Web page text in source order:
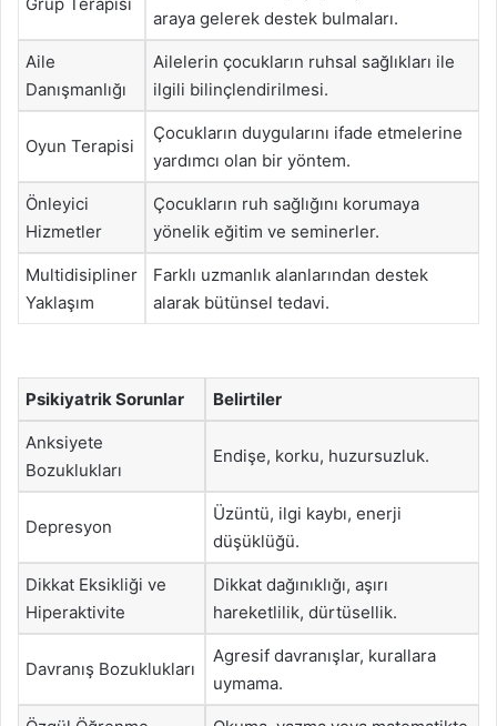
araya gelerek destek bulmaları.
Aile
Danışmanlığı
Ailelerin çocukların ruhsal sağlıkları ile
ilgili bilinçlendirilmesi.
Oyun Terapisi
Çocukların duygularını ifade etmelerine
yardımcı olan bir yöntem.
Önleyici
Hizmetler
Çocukların ruh sağlığını korumaya
yönelik eğitim ve seminerler.
Multidisipliner
Yaklaşım
Farklı uzmanlık alanlarından destek
alarak bütünsel tedavi.
Psikiyatrik Sorunlar Belirtiler
Anksiyete
Bozuklukları
Endişe, korku, huzursuzluk.
Depresyon
Üzüntü, ilgi kaybı, enerji
düşüklüğü.
Dikkat Eksikliği ve
Hiperaktivite
Dikkat dağınıklığı, aşırı
hareketlilik, dürtüsellik.
Davranış Bozuklukları
Agresif davranışlar, kurallara
uymama.